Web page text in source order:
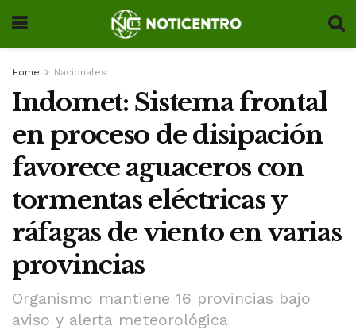
Home Nacionales
Indomet: Sistema frontal
en proceso de disipación
favorece aguaceros con
tormentas eléctricas y
ráfagas de viento en varias
provincias
Organismo mantiene 16 provincias bajo
aviso y alerta meteorológica